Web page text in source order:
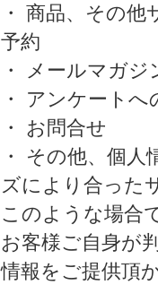
・ 商品、その
予約
・ メールマガ
・ アンケートへ
・ お問合せ
・ その他、個
ズにより合った
このような場合
お客様ご自身が
情報をご提供頂